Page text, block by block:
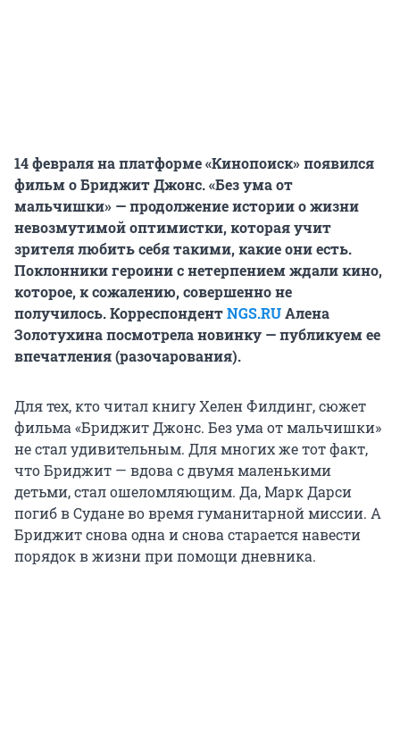
14 февраля на платформе «Кинопоиск» появился
фильм о Бриджит Джонс. «Без ума от
мальчишки» — продолжение истории о жизни
невозмутимой оптимистки, которая учит
зрителя любить себя такими, какие они есть.
Поклонники героини с нетерпением ждали кино,
которое, к сожалению, совершенно не
получилось. КорреспондентNGS.RUАлена
Золотухина посмотрела новинку — публикуем ее
впечатления (разочарования).
Для тех, кто читал книгу Хелен Филдинг, сюжет
фильма «Бриджит Джонс. Без ума от мальчишки»
не стал удивительным. Для многих же тот факт,
что Бриджит — вдова с двумя маленькими
детьми, стал ошеломляющим. Да, Марк Дарси
погиб в Судане во время гуманитарной миссии. А
Бриджит снова одна и снова старается навести
порядок в жизни при помощи дневника.